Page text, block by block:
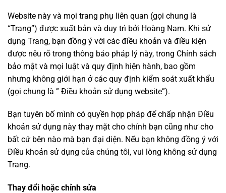
Website này và mọi trang phụ liên quan (gọi chung là
“Trang”) được xuất bản và duy trì bởi Hoàng Nam. Khi sử
dụng Trang, bạn đồng ý với các điều khoản và điều kiện
được nêu rõ trong thông báo pháp lý này, trong Chính sách
bảo mật và mọi luật và quy định hiện hành, bao gồm
nhưng không giới hạn ở các quy định kiểm soát xuất khẩu
(gọi chung là ” Điều khoản sử dụng website”).
Bạn tuyên bố mình có quyền hợp pháp để chấp nhận Điều
khoản sử dụng này thay mặt cho chính bạn cũng như cho
bất cứ bên nào mà bạn đại diện. Nếu bạn không đồng ý với
Điều khoản sử dụng của chúng tôi, vui lòng không sử dụng
Trang.
Thay đổi hoặc chỉnh sửa